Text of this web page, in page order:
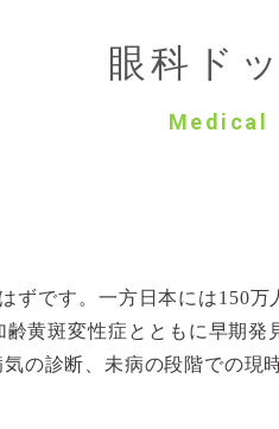
眼科ド
Medical
ずです。一方日本には150
黄斑変性症とともに早期
の診断、未病の段階での現